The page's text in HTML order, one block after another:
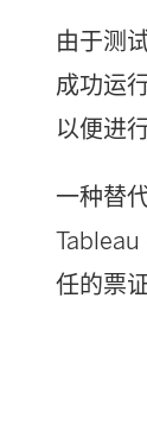
由于测
成功运
以便进
一种替
任的票